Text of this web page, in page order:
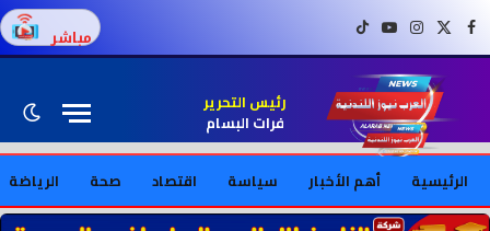
فيسبوكX (Twitter)
إنستغراميوتيوبتيك توك مباشر
رئيس التحرير
فرات البسام
الرئيسية أهم الأخبار سياسة اقتصاد صحة الرياضة